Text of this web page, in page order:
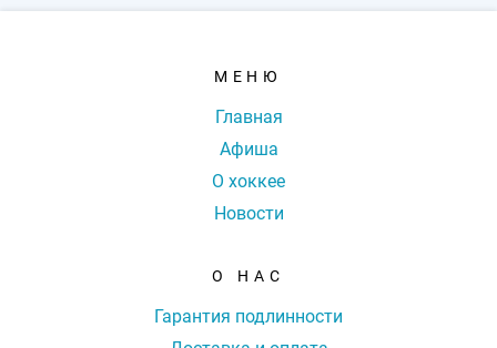
МЕНЮ
Главная
Афиша
О хоккее
Новости
О НАС
Гарантия подлинности